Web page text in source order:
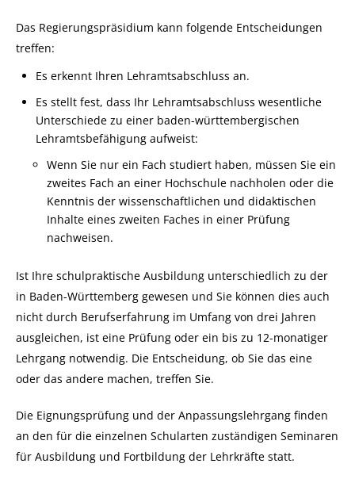
Das Regierungspräsidium kann folgende Entscheidungen
treffen:
Es erkennt Ihren Lehramtsabschluss an.
Es stellt fest, dass Ihr Lehramtsabschluss wesentliche
Unterschiede zu einer baden-württembergischen
Lehramtsbefähigung aufweist:
Wenn Sie nur ein Fach studiert haben, müssen Sie ein
zweites Fach an einer Hochschule nachholen oder die
Kenntnis der wissenschaftlichen und didaktischen
Inhalte eines zweiten Faches in einer Prüfung
nachweisen.
Ist Ihre schulpraktische Ausbildung unterschiedlich zu der
in Baden-Württemberg gewesen und Sie können dies auch
nicht durch Berufserfahrung im Umfang von drei Jahren
ausgleichen, ist eine Prüfung oder ein bis zu 12-monatiger
Lehrgang notwendig. Die Entscheidung, ob Sie das eine
oder das andere machen, treffen Sie.
Die Eignungsprüfung und der Anpassungslehrgang finden
an den für die einzelnen Schularten zuständigen Seminaren
für Ausbildung und Fortbildung der Lehrkräfte statt.